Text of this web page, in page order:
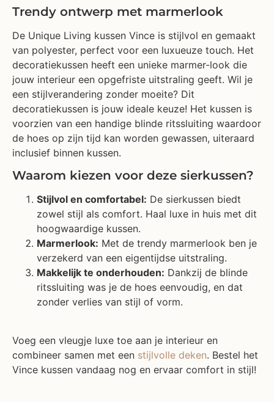
Trendy ontwerp met marmerlook
De Unique Living kussen Vince is stijlvol en gemaakt
van polyester, perfect voor een luxueuze touch. Het
decoratiekussen heeft een unieke marmer-look die
jouw interieur een opgefriste uitstraling geeft. Wil je
een stijlverandering zonder moeite? Dit
decoratiekussen is jouw ideale keuze! Het kussen is
voorzien van een handige blinde ritssluiting waardoor
de hoes op zijn tijd kan worden gewassen, uiteraard
inclusief binnen kussen.
Waarom kiezen voor deze sierkussen?
Stijlvol en comfortabel: De sierkussen biedt
zowel stijl als comfort. Haal luxe in huis met dit
hoogwaardige kussen.
Marmerlook: Met de trendy marmerlook ben je
verzekerd van een eigentijdse uitstraling.
Makkelijk te onderhouden: Dankzij de blinde
ritssluiting was je de hoes eenvoudig, en dat
zonder verlies van stijl of vorm.
Voeg een vleugje luxe toe aan je interieur en
combineer samen met een stijlvolle deken . Bestel het
Vince kussen vandaag nog en ervaar comfort in stijl!